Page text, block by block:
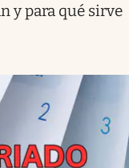
y para qué sirve